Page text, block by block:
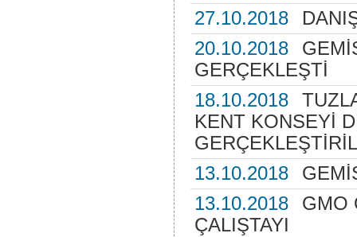
27.10.2018
20.10.2018
GERÇEKLEŞTİ
18.10.2018
KENT KONSEYİ
13.10.2018
13.10.2018
GMO
ÇALIŞTAYI